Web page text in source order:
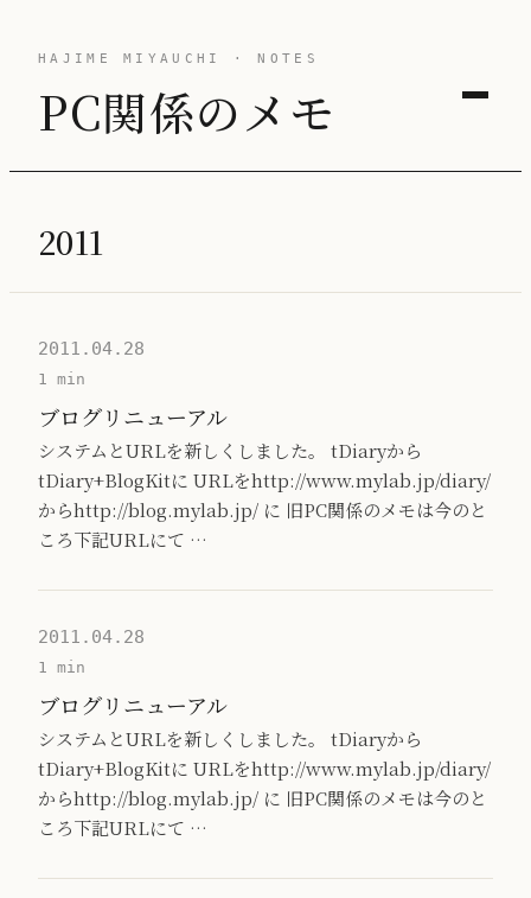
HAJIME MIYAUCHI · NOTES
PC関係のメモ
2011
2011.04.28
1 min
ブログリニューアル
システムとURLを新しくしました。 tDiaryから
tDiary+BlogKitに URLをhttp://www.mylab.jp/diary/
からhttp://blog.mylab.jp/ に 旧PC関係のメモは今のと
ころ下記URLにて …
2011.04.28
1 min
ブログリニューアル
システムとURLを新しくしました。 tDiaryから
tDiary+BlogKitに URLをhttp://www.mylab.jp/diary/
からhttp://blog.mylab.jp/ に 旧PC関係のメモは今のと
ころ下記URLにて …